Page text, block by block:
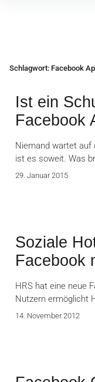
Schlagwort: Facebook
Ist ein
Facebook
Niemand wartet auf
ist es soweit. Was
29. Januar 2015
Soziale
Facebook
HRS hat eine neue
Nutzern ermöglicht
14. November 2012